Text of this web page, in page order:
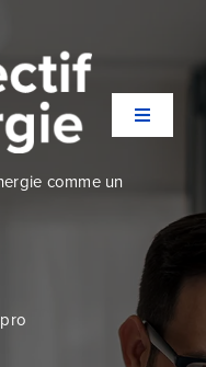
Toggle
comme un